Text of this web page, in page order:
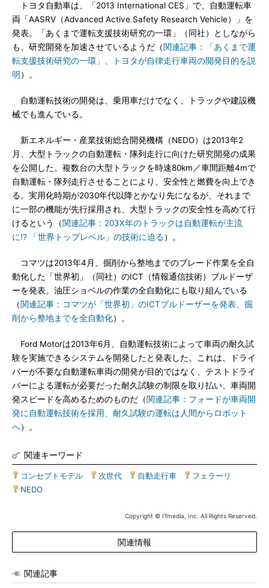
トヨタ自動車は、「2013 International CES」で、自動運転車
両「AASRV（Advanced Active Safety Research Vehicle）」を
発表。「あくまで運転支援技術研究の一環」（同社）としながら
も、研究開発を加速させているようだ（関連記事：「あくまで運
転支援技術研究の一環」、トヨタが自律走行車両の開発目的を説
明 ）。
自動運転技術の開発は、乗用車だけでなく、トラックや建設機
械でも進んでいる。
新エネルギー・産業技術総合開発機構（NEDO）は2013年2
月、大型トラックの自動運転・隊列走行に向けた研究開発の成果
を公開した。複数台の大型トラックを時速80km／車間距離4mで
自動運転・隊列走行させることにより、安全性と燃費を向上でき
る。実用化時期が2030年代以降とかなり先になるが、それまで
に一部の機能が先行採用され、大型トラックの安全性を高めて行
けるという（関連記事：203X年のトラックは自動運転が主流
に!? 「世界トップレベル」の技術に迫る）。
コマツは2013年4月、掘削から整地までのブレード作業を全自
動化した「世界初」（同社）のICT（情報通信技術）ブルドーザ
ーを発表。油圧ショベルの作業の全自動化にも取り組んでいる
（関連記事：コマツが「世界初」のICTブルドーザーを発表、掘
削から整地までを全自動化）。
Ford Motorは2013年6月、自動運転技術によって車両の耐久試
験を実施できるシステムを開発したと発表した。これは、ドライ
バーが不要な自動運転車両の開発が目的ではなく、テストドライ
バーによる運転が必要だった耐久試験の制限を取り払い、車両開
発スピードを高めるためのものだ（関連記事：フォードが車両開
発に自動運転技術を採用、耐久試験の運転は人間からロボット
へ）。
関連キーワード
コンセプトモデル 次世代 自動走行車 フェラーリ
NEDO
Copyright © ITmedia, Inc. All Rights Reserved.
関連情報
関連記事